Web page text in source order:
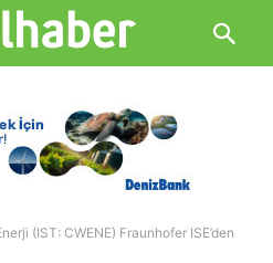
(IST: CWENE) Fraunhofer ISE’den